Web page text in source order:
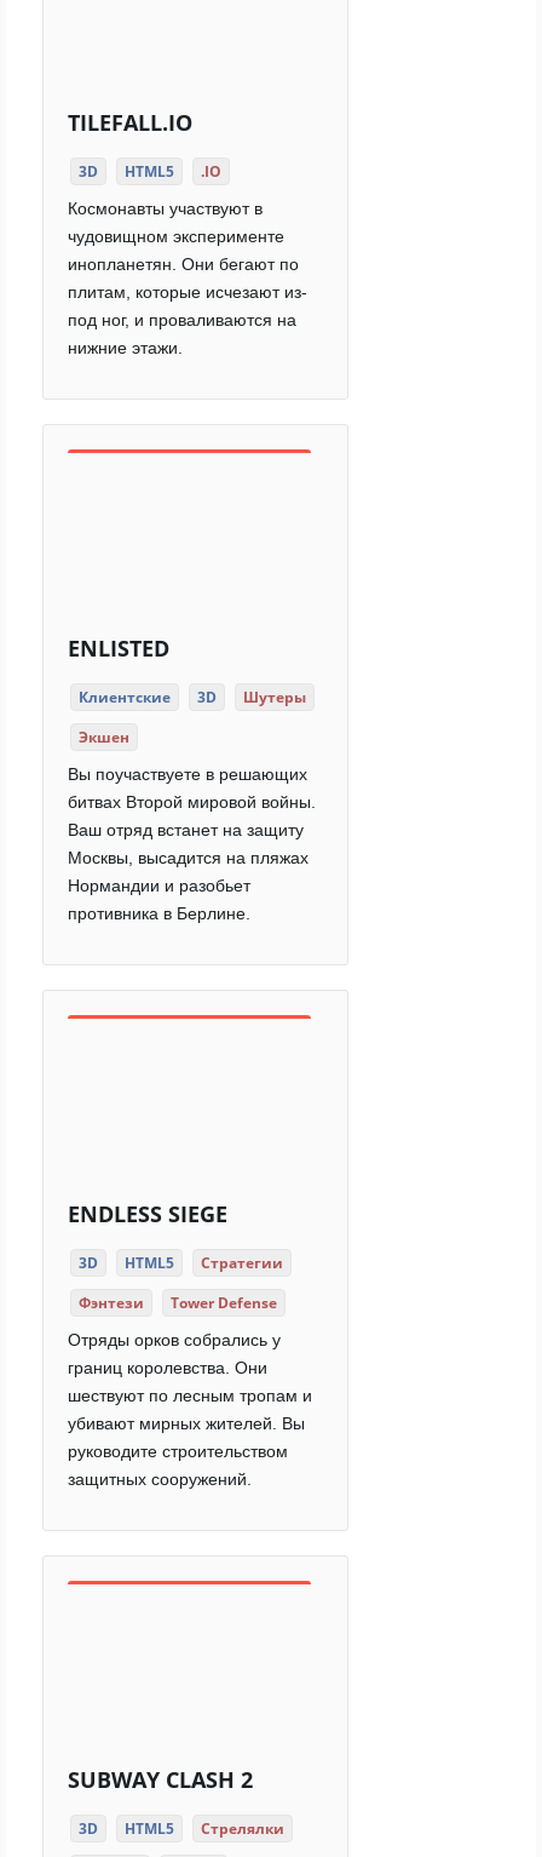
TILEFALL.IO
3D HTML5 .IO
Космонавты участвуют в
чудовищном эксперименте
инопланетян. Они бегают по
плитам, которые исчезают из-
под ног, и проваливаются на
нижние этажи.
ENLISTED
Клиентские 3D
Шутеры
Экшен
Вы поучаствуете в решающих
битвах Второй мировой войны.
Ваш отряд встанет на защиту
Москвы, высадится на пляжах
Нормандии и разобьет
противника в Берлине.
ENDLESS SIEGE
3D HTML5
Стратегии
Фэнтези
Tower Defense
Отряды орков собрались у
границ королевства. Они
шествуют по лесным тропам и
убивают мирных жителей. Вы
руководите строительством
защитных сооружений.
SUBWAY CLASH 2
3D HTML5
Стрелялки